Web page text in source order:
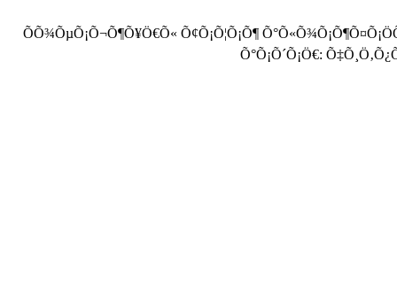
ÕÕ¾ÕµÕ¡Õ¬Õ¶Õ¥Ö€Õ« Õ¢Õ¡Õ¦Õ¡Õ¶
Õ°Õ¡Õ´Õ¡Ö€: